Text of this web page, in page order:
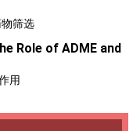
筛选
Role of ADME and
用